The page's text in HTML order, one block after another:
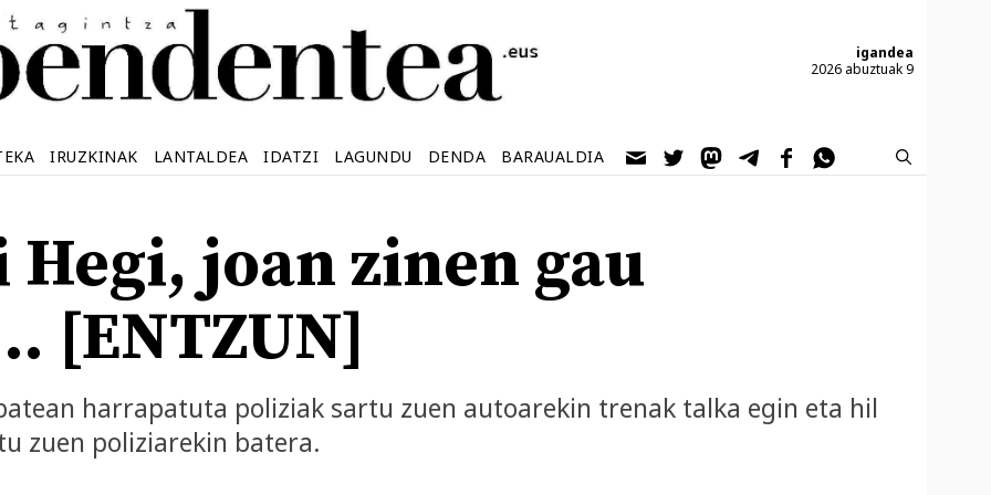
igandea
2026 abuztuak 9
IRUZKINAK LANTALDEA IDATZI LAGUNDU DENDA BARAUALDIA
Hegi, joan zinen gau
[ENTZUN]
harrapatuta poliziak sartu zuen autoarekin trenak talka egin eta hil
zuen poliziarekin batera.